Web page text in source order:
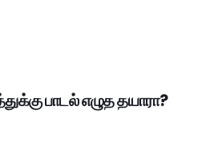
பாடல் எழுத தயாரா?